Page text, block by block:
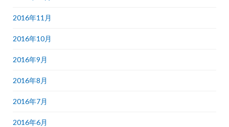
2016年11月
2016年10月
2016年9月
2016年8月
2016年7月
2016年6月